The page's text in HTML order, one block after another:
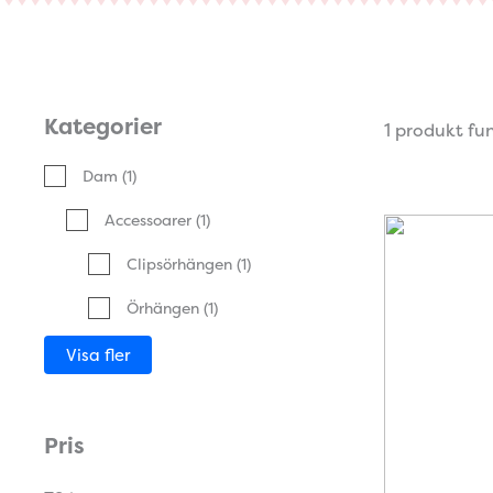
Kategorier
Dam (1)
Accessoarer (1)
Clipsörhängen (1)
Örhängen (1)
Visa fler
Pris
1 produkt